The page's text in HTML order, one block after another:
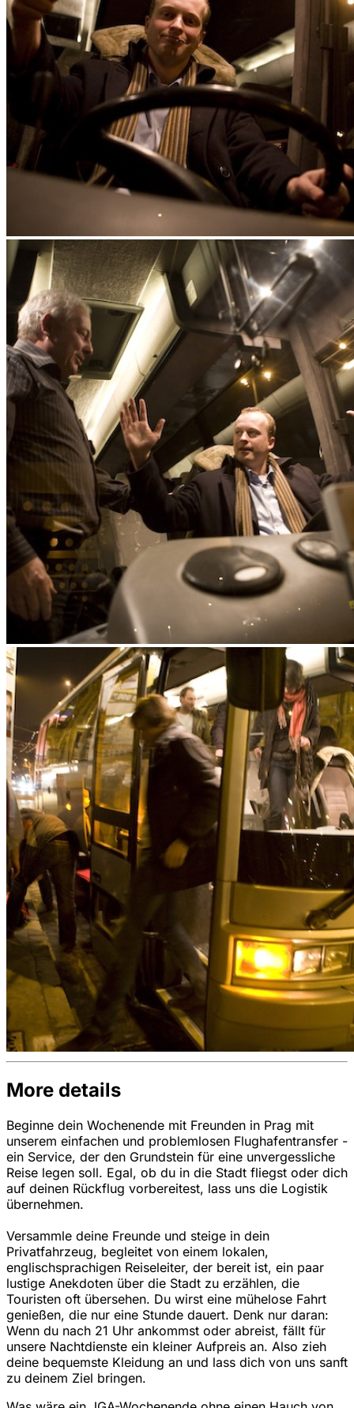
More details
Beginne dein Wochenende mit Freunden in Prag mit
unserem einfachen und problemlosen Flughafentransfer -
ein Service, der den Grundstein für eine unvergessliche
Reise legen soll. Egal, ob du in die Stadt fliegst oder dich
auf deinen Rückflug vorbereitest, lass uns die Logistik
übernehmen.
Versammle deine Freunde und steige in dein
Privatfahrzeug, begleitet von einem lokalen,
englischsprachigen Reiseleiter, der bereit ist, ein paar
lustige Anekdoten über die Stadt zu erzählen, die
Touristen oft übersehen. Du wirst eine mühelose Fahrt
genießen, die nur eine Stunde dauert. Denk nur daran:
Wenn du nach 21 Uhr ankommst oder abreist, fällt für
unsere Nachtdienste ein kleiner Aufpreis an. Also zieh
deine bequemste Kleidung an und lass dich von uns sanft
zu deinem Ziel bringen.